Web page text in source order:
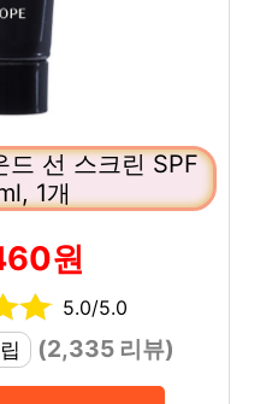
드 선 스크린 SPF
1개
원
5.0/5.0
(2,335 리뷰)